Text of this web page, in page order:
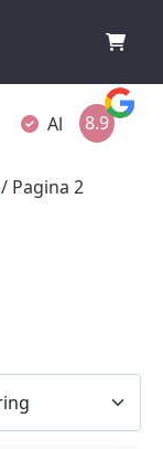
Altijd verpakt
8.9
/ Pagina 2